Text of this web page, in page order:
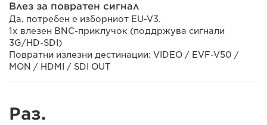
Влез за повратен сигнал
Да, потребен е изборниот EU-V3.
1x влезен BNC-приклучок (поддржува сигнали
3G/HD-SDI)
Повратни излезни дестинации: VIDEO / EVF-V50 /
MON / HDMI / SDI OUT
Раз.